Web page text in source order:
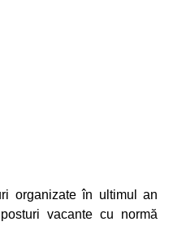
organizate în ultimul an
vacante cu normă